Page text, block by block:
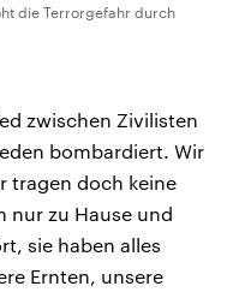
die Terrorgefahr durch
zwischen Zivilisten
bombardiert. Wir
tragen doch keine
nur zu Hause und
sie haben alles
Ernten, unsere